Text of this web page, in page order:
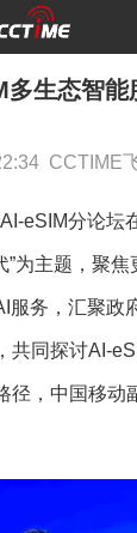
生态智能
CCTIME
eSIM分论坛
”为主题，聚
服务，汇聚政
共同探讨AI-
径，中国移动